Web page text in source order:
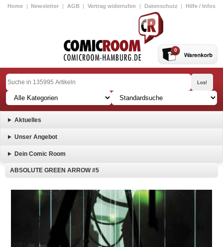
Home | Newsletter | AGB | Vertrag widerrufen | Datenschutz | Hilfe / Infos
0
Aktuelles
Unser Angebot
Dein Comic Room
ABSOLUTE GREEN ARROW #5